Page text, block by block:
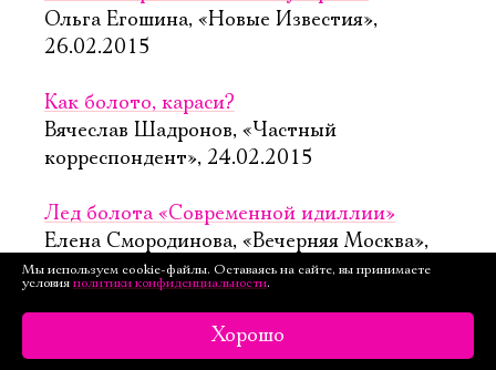
Ольга Егошина, «Новые Известия»,
26.02.2015
Как болото, караси?
Вячеслав Шадронов, «Частный
корреспондент», 24.02.2015
Лед болота «Современной идиллии»
Елена Смородинова, «Вечерняя Москва»,
23.02.2015
Болотное дело как «современная идиллия»
Марина Токарева, «Новая газета»,
Мы используем cookie-файлы. Оставаясь на сайте, вы принимаете
условия политики конфиденциальности.
Хорошо